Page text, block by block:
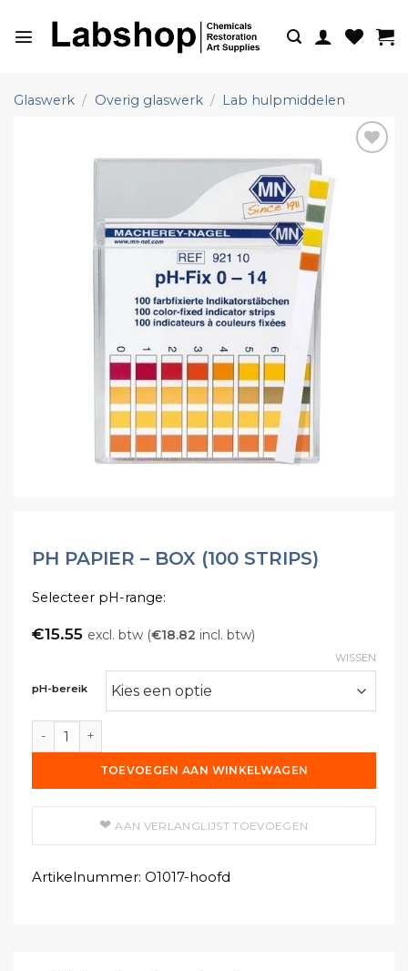
naar
Glaswerk / Overig glaswerk / Lab hulpmiddelen
PH PAPIER – BOX (100 STRIPS)
Selecteer pH-range:
€15.55 excl. btw (€18.82 incl. btw)
pH-bereik
WISSEN
pH papier - box (100 strips) aantal
TOEVOEGEN AAN WINKELWAGEN
AAN VERLANGLIJST TOEVOEGEN
Artikelnummer: O1017-hoofd